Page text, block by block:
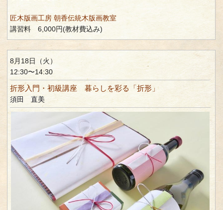
匠木版画工房 朝香伝統木版画教室
講習料 6,000円(教材費込み)
8月18日（火）
12:30〜14:30
折形入門・初級講座 暮らしを彩る「折形」
須田 直美